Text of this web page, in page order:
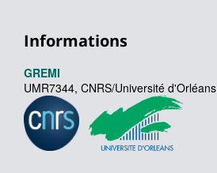
Informations
GREMI
UMR7344, CNRS/Université d'Orléans